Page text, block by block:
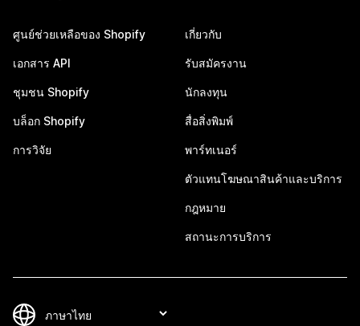
ศูนย์ช่วยเหลือของ Shopify
เอกสาร API
ชุมชน Shopify
บล็อก Shopify
การวิจัย
เกี่ยวกับ
รับสมัครงาน
นักลงทุน
สื่อสิ่งพิมพ์
พาร์ทเนอร์
ตัวแทนโฆษณาสินค้าและบริการ
กฎหมาย
สถานะการบริการ